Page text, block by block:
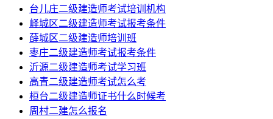
台儿庄二级建造师考试培训机构
峄城区二级建造师考试报考条件
薛城区二级建造师培训班
枣庄二级建造师考试报考条件
沂源二级建造师考试学习班
高青二级建造师考试怎么考
桓台二级建造师证书什么时候考
周村二建怎么报名